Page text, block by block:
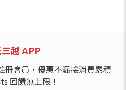
越 APP
冊會員，優惠不漏接消費累積
回饋無上限！